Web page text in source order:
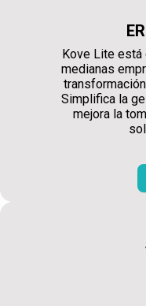
Kove Lite
medianas
Simplifica la
mejora la